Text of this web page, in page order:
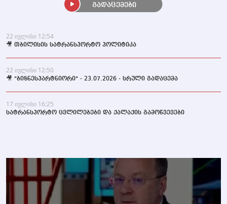
22 ივლისი 12:54
🎥 თბილისის სატრანსპორტო პოლიტიკა
22 ივლისი 12:50
🎥 "ბიზნესპარტნიორი" - 23.07.2026 - სრული გადაცემა
17 ივლისი 16:25
სატრანსპორტო ცვლილებები და ქალაქის გამოწვევები
გადაცემები